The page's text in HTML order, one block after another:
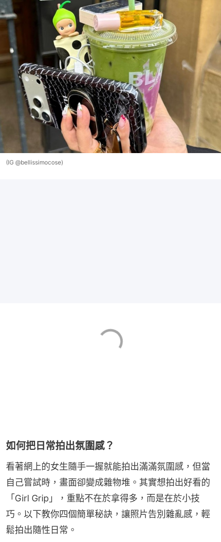
(IG @bellissimocose)
如何把日常拍出氛圍感？
看著網上的女生隨手一握就能拍出滿滿氛圍感，但當
自己嘗試時，畫面卻變成雜物堆。其實想拍出好看的
「Girl Grip」，重點不在於拿得多，而是在於小技
巧。以下教你四個簡單秘訣，讓照片告別雜亂感，輕
鬆拍出隨性日常。